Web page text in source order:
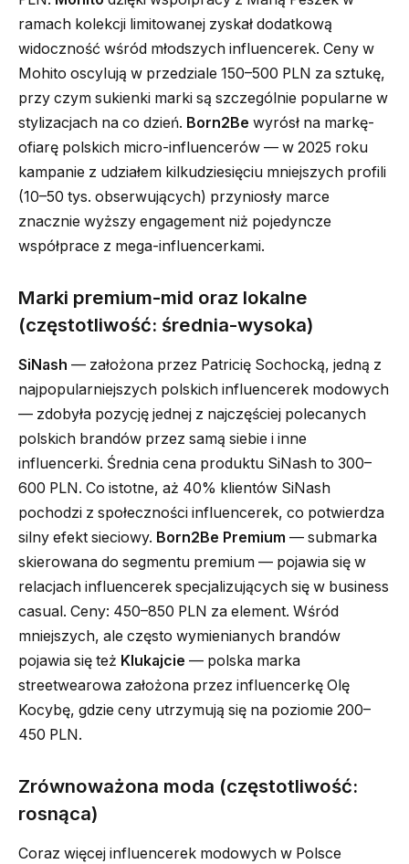
ramach kolekcji limitowanej zyskał dodatkową
widoczność wśród młodszych influencerek. Ceny w
Mohito oscylują w przedziale 150–500 PLN za sztukę,
przy czym sukienki marki są szczególnie popularne w
stylizacjach na co dzień. Born2Be wyrósł na markę-
ofiarę polskich micro-influencerów — w 2025 roku
kampanie z udziałem kilkudziesięciu mniejszych profili
(10–50 tys. obserwujących) przyniosły marce
znacznie wyższy engagement niż pojedyncze
współprace z mega-influencerkami.
Marki premium-mid oraz lokalne
(częstotliwość: średnia-wysoka)
SiNash — założona przez Patricię Sochocką, jedną z
najpopularniejszych polskich influencerek modowych
— zdobyła pozycję jednej z najczęściej polecanych
polskich brandów przez samą siebie i inne
influencerki. Średnia cena produktu SiNash to 300–
600 PLN. Co istotne, aż 40% klientów SiNash
pochodzi z społeczności influencerek, co potwierdza
silny efekt sieciowy. Born2Be Premium — submarka
skierowana do segmentu premium — pojawia się w
relacjach influencerek specjalizujących się w business
casual. Ceny: 450–850 PLN za element. Wśród
mniejszych, ale często wymienianych brandów
pojawia się też Klukajcie — polska marka
streetwearowa założona przez influencerkę Olę
Kocybę, gdzie ceny utrzymują się na poziomie 200–
450 PLN.
Zrównoważona moda (częstotliwość:
rosnąca)
Coraz więcej influencerek modowych w Polsce